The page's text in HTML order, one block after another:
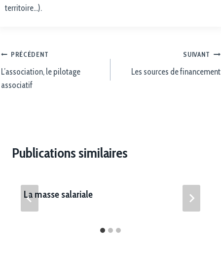
territoire…).
PRÉCÉDENT
L’association, le pilotage
associatif
SUIVANT
Les sources de financement
Publications similaires
La masse salariale